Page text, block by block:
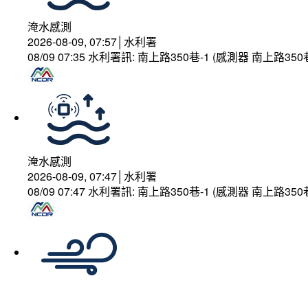
淹水感測
2026-08-09, 07:57│水利署
08/09 07:35 水利署訊: 南上路350巷-1 (感測器 南上路
淹水感測
2026-08-09, 07:47│水利署
08/09 07:47 水利署訊: 南上路350巷-1 (感測器 南上路